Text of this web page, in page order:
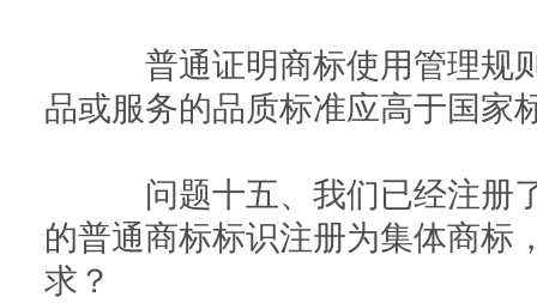
普通证明商标使用管理规
品或服务的品质标准应高于国家
问题十五、我们已经注册
的普通商标标识注册为集体商标
求？